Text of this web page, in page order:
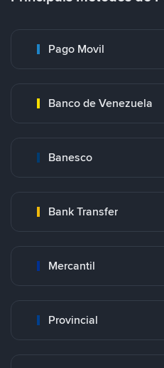
Pago Movil
Banco de Venezuela
Banesco
Bank Transfer
Mercantil
Provincial